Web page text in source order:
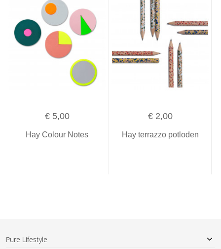
€ 5,00
Hay Colour Notes
€ 2,00
Hay terrazzo potloden
Pure Lifestyle